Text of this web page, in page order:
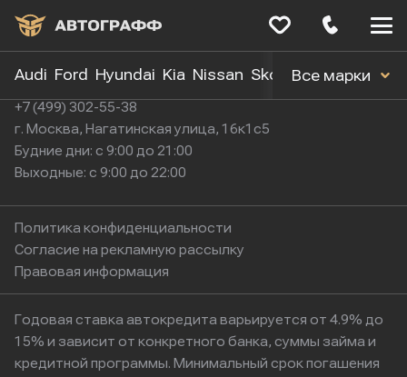
Audi Ford Hyundai Kia Nissan Skoda Toyota
Все марки
+7 (499) 302-55-38
г. Москва, Нагатинская улица, 16к1с5
Будние дни: с 9:00 до 21:00
Выходные: с 9:00 до 22:00
Политика конфиденциальности
Согласие на рекламную рассылку
Правовая информация
Годовая ставка автокредита варьируется от 4.9% до
15% и зависит от конкретного банка, суммы займа и
кредитной программы. Минимальный срок погашения